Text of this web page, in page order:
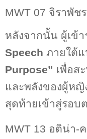
MWT 07 จิราพัช
หลังจากนั้น ผู้เข้า
Speech ภายใต้
Purpose” เพื่อส
และพลังของผู้หญิ
สุดท้ายเข้าสู่รอบ
MWT 13 อติน่า-